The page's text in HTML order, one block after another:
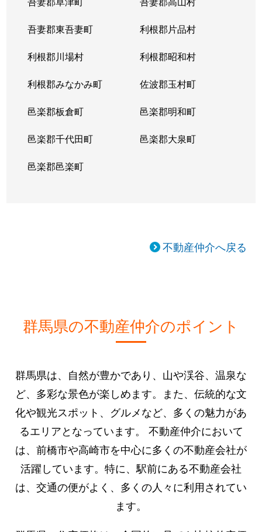
吾妻郡東吾妻町 利根郡片品村
利根郡川場村 利根郡昭和村
利根郡みなかみ町 佐波郡玉村町
邑楽郡板倉町 邑楽郡明和町
邑楽郡千代田町 邑楽郡大泉町
邑楽郡邑楽町
不動産仲介へ戻る
群馬県の不動産仲介のポイント
群馬県は、自然が豊かであり、山や渓谷、温泉な
ど、多彩な景色が楽しめます。また、伝統的な文
化や観光スポット、グルメなど、多くの魅力があ
るエリアとなっています。 不動産仲介において
は、前橋市や高崎市を中心に多くの不動産会社が
活躍しています。特に、駅前にある不動産会社
は、交通の便がよく、多くの人々に利用されてい
ます。